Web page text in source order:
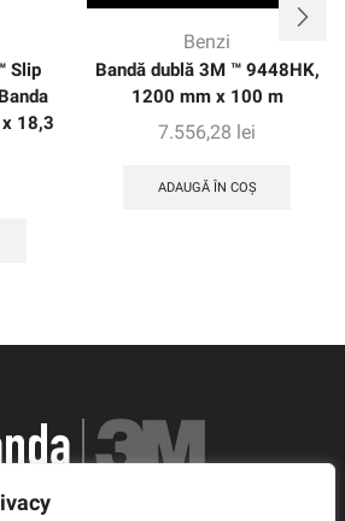
Slip
18,3
Benzi
Bandă dublă 3M ™ 9448HK,
1200 mm x 100 m
7.556,28 lei
ADAUGĂ ÎN COȘ
Calea Timisorii, Nr. 11